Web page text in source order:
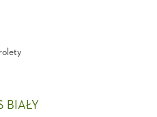
BIAŁY